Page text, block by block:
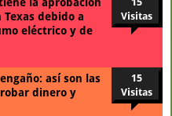
debido a
eléctrico y de
Visitas
así son las
dinero y
15
Visitas